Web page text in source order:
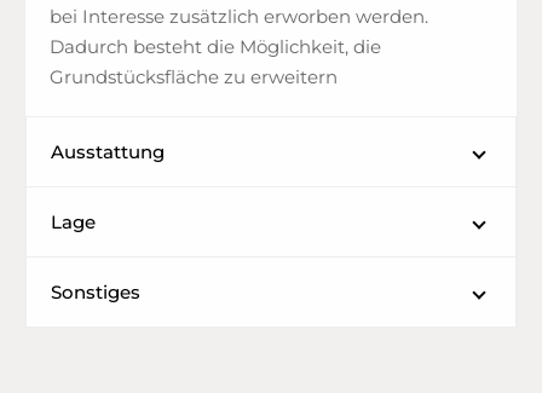
bei Interesse zusätzlich erworben werden.
Dadurch besteht die Möglichkeit, die
Grundstücksfläche zu erweitern
Ausstattung
Lage
Sonstiges